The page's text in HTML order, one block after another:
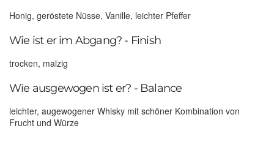
Honig, geröstete Nüsse, Vanille, leichter Pfeffer
Wie ist er im Abgang? - Finish
trocken, malzig
Wie ausgewogen ist er? - Balance
leichter, augewogener Whisky mit schöner Kombination von
Frucht und Würze